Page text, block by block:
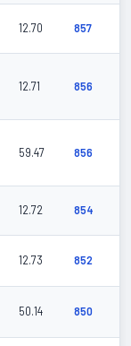
12.70 857
12.71 856
59.47 856
12.72 854
12.73 852
50.14 850